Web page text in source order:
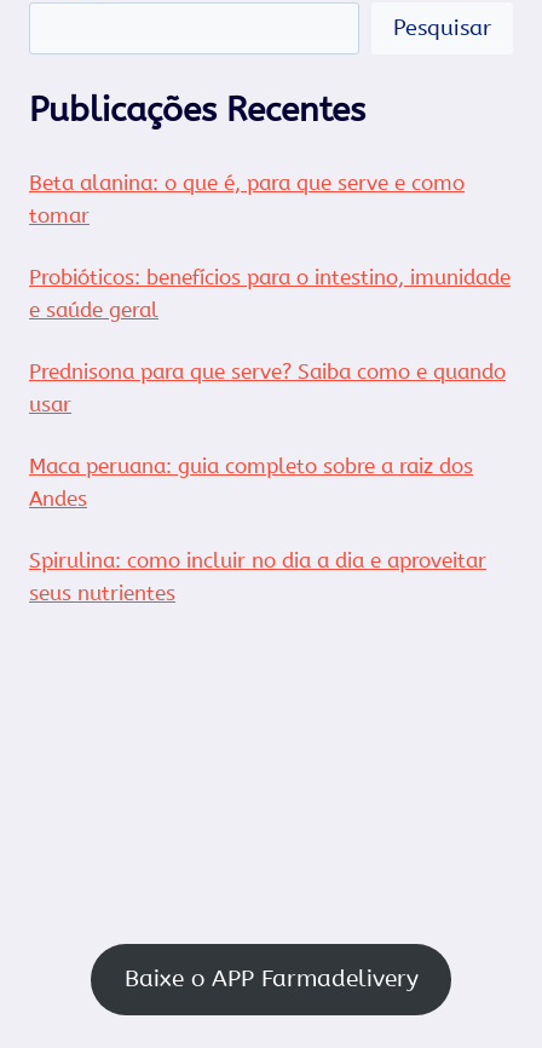
Pesquisar
Publicações Recentes
Beta alanina: o que é, para que serve e como
tomar
Probióticos: benefícios para o intestino, imunidade
e saúde geral
Prednisona para que serve? Saiba como e quando
usar
Maca peruana: guia completo sobre a raiz dos
Andes
Spirulina: como incluir no dia a dia e aproveitar
seus nutrientes
Baixe o APP Farmadelivery